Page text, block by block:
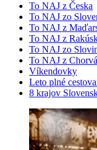
To NAJ z Česka
To NAJ zo
To NAJ z
To NAJ z
To NAJ zo
To NAJ z
Víkendovky
Leto plné
8 krajov